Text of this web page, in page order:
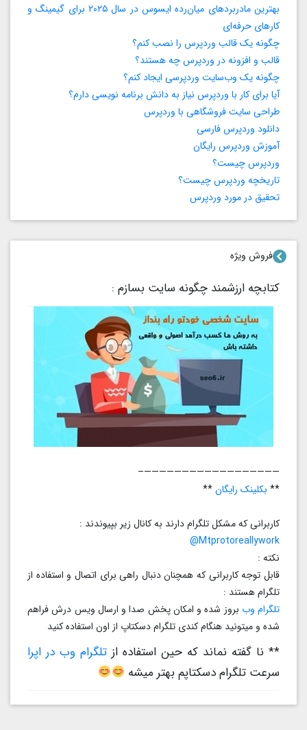
بهترین مادربردهای میان‌رده ایسوس در سال ۲۰۲۵ برای گیمینگ و
کارهای حرفه‌ای
چگونه یک قالب وردپرس را نصب کنم؟
قالب و افزونه در وردپرس چه هستند؟
چگونه یک وب‌سایت وردپرسی ایجاد کنم؟
آیا برای کار با وردپرس نیاز به دانش برنامه‌ نویسی دارم؟
طراحی سایت فروشگاهی با وردپرس
دانلود وردپرس فارسی
آموزش وردپرس رایگان
وردپرس چیست؟
تاریخچه وردپرس چیست؟
تحقیق در مورد وردپرس
فروش ویژه
کتابچه ارزشمند چگونه سایت بسازم :
——————————————————–
**بکلینک رایگان**
کاربرانی که مشکل تلگرام دارند به کانال زیر بپیوندند :
Mtprotoreallywork@
نکته :
قابل توجه کاربرانی که همچنان دنبال راهی برای اتصال و استفاده از
تلگرام هستند :
تلگرام وببروز شده و امکان پخش صدا و ارسال ویس درش فراهم
شده و میتونید هنگام کندی تلگرام دسکتاپ از اون استفاده کنید
** نا گفته نماند که حین استفاده از تلگرام وب در اپرا
سرعت تلگرام دسکتاپم بهتر میشه